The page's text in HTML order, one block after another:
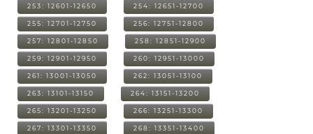
253: 12601-12650 254: 12651-12700
255: 12701-12750 256: 12751-12800
257: 12801-12850 258: 12851-12900
259: 12901-12950 260: 12951-13000
261: 13001-13050 262: 13051-13100
263: 13101-13150 264: 13151-13200
265: 13201-13250 266: 13251-13300
267: 13301-13350 268: 13351-13400